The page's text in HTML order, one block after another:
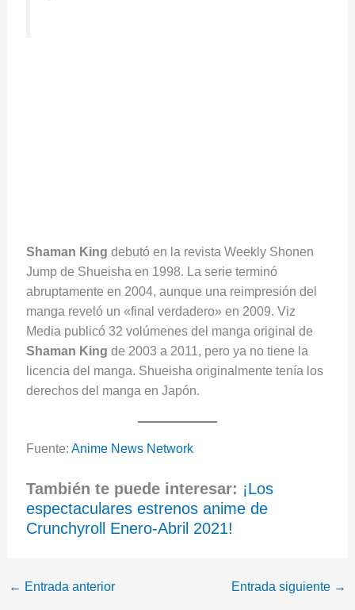
Shaman King debutó en la revista Weekly Shonen
Jump de Shueisha en 1998. La serie terminó
abruptamente en 2004, aunque una reimpresión del
manga reveló un «final verdadero» en 2009. Viz
Media publicó 32 volúmenes del manga original de
Shaman King de 2003 a 2011, pero ya no tiene la
licencia del manga. Shueisha originalmente tenía los
derechos del manga en Japón.
Fuente: Anime News Network
También te puede interesar: ¡Los
espectaculares estrenos anime de
Crunchyroll Enero-Abril 2021!
← Entrada anterior Entrada siguiente →